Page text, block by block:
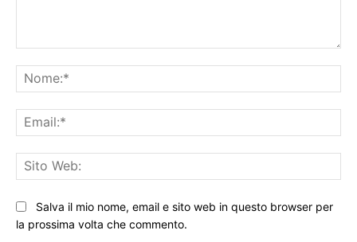
Salva il mio nome, email e sito web in questo browser per
la prossima volta che commento.